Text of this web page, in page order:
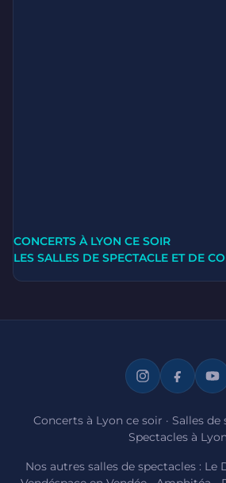
CONCERTS À LYON CE SOIR
LES SALLES DE SPECTACLE ET DE
Concerts à Lyon ce soir · Salles de
Spectacles à Lyon
Nos autres salles de spectacles : Le